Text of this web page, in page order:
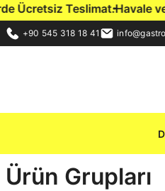
Teslimat.Havale ve
+90 545 318 18 41
Ürün Grupları